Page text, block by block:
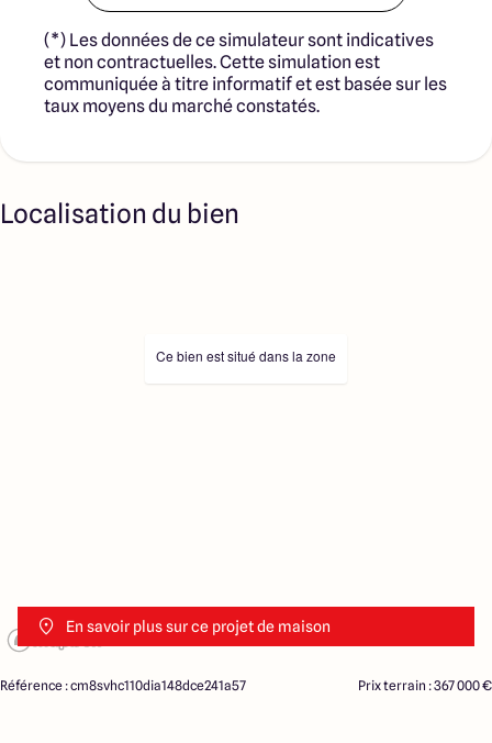
(*) Les données de ce simulateur sont indicatives
et non contractuelles. Cette simulation est
communiquée à titre informatif et est basée sur les
taux moyens du marché constatés.
Localisation du bien
En savoir plus sur ce projet de maison
Ce bien est situé dans la zone
Référence : cm8svhc110dia148dce241a57 Prix terrain : 367 000 €